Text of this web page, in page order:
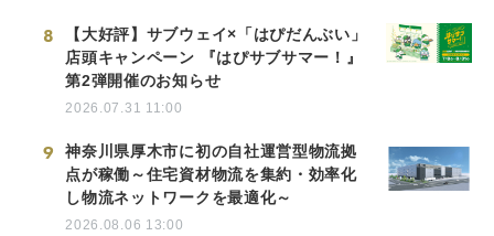
8
【大好評】サブウェイ×「はぴだんぶい」
店頭キャンペーン 『はぴサブサマー！』
第2弾開催のお知らせ
2026.07.31 11:00
9
神奈川県厚木市に初の自社運営型物流拠
点が稼働～住宅資材物流を集約・効率化
し物流ネットワークを最適化～
2026.08.06 13:00